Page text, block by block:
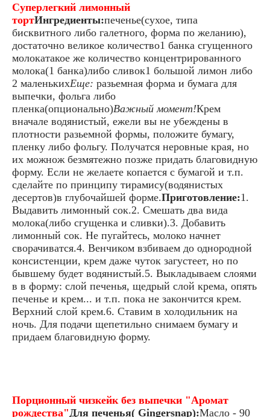
Суперлегкий лимонный
тортИнгредиенты:печенье(сухое, типа
бисквитного либо галетного, форма по желанию),
достаточно великое количество1 банка сгущенного
молокатакое же количество концентрированного
молока(1 банка)либо сливок1 большой лимон либо
2 маленькихЕще: разьемная форма и бумага для
выпечки, фольга либо
пленка(опционально)Важный момент!Крем
вначале водянистый, ежели вы не убеждены в
плотности разьемной формы, положите бумагу,
пленку либо фольгу. Получатся неровные края, но
их можнож безмятежно позже придать благовидную
форму. Если не желаете копается с бумагой и т.п.
сделайте по принципу тирамису(водянистых
десертов)в глубочайшей форме.Приготовление:1.
Выдавить лимонный сок.2. Смешать два вида
молока(либо сгущенка и сливки).3. Добавить
лимонный сок. Не пугайтесь, молоко начнет
сворачиватся.4. Венчиком взбиваем до однородной
консистенции, крем даже чуток загустеет, но по
бывшему будет водянистый.5. Выкладываем слоями
в в форму: слой печенья, щедрый слой крема, опять
печенье и крем... и т.п. пока не закончится крем.
Верхний слой крем.6. Ставим в холодильник на
ночь. Для подачи щепетильно снимаем бумагу и
придаем благовидную форму.
Порционный чизкейк без выпечки "Аромат
рождества" Для печенья( Gingersnap):Масло - 90